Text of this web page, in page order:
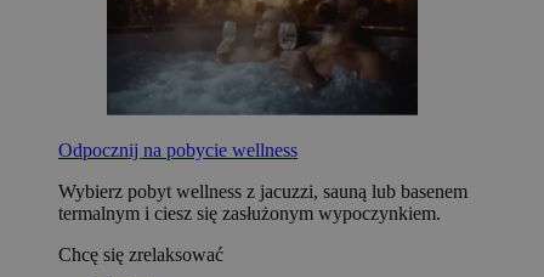
Odpocznij na pobycie wellness
Wybierz pobyt wellness z jacuzzi, sauną lub basenem
termalnym i ciesz się zasłużonym wypoczynkiem.
Chcę się zrelaksować